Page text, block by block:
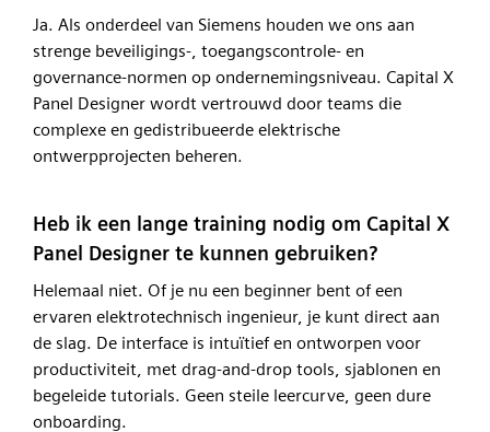
Ja. Als onderdeel van Siemens houden we ons aan
strenge beveiligings-, toegangscontrole- en
governance-normen op ondernemingsniveau. Capital X
Panel Designer wordt vertrouwd door teams die
complexe en gedistribueerde elektrische
ontwerpprojecten beheren.
Heb ik een lange training nodig om Capital X
Panel Designer te kunnen gebruiken?
Helemaal niet. Of je nu een beginner bent of een
ervaren elektrotechnisch ingenieur, je kunt direct aan
de slag. De interface is intuïtief en ontworpen voor
productiviteit, met drag-and-drop tools, sjablonen en
begeleide tutorials. Geen steile leercurve, geen dure
onboarding.